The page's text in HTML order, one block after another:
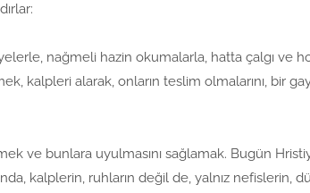
nağmeli hazin okumalarla, hatta çalgı ve
kalpleri alarak, onların teslim olmalarını, bir
ve bunlara uyulmasını sağlamak. Bugün
kalplerin, ruhların değil de, yalnız nefislerin,